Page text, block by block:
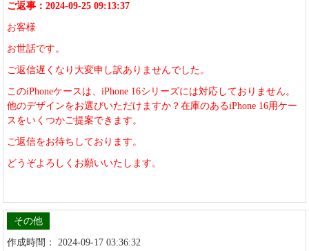
ご返事：2024-09-25 09:13:37
お客様
お世話です。
ご返信遅くなり大変申し訳ありませんでした。
このiPhoneケースは、iPhone 16シリーズには対応しておりません。
他のデザインをお選びいただけますか？在庫のあるiPhone 16用ケー
スをいくつかご提案できます。
ご返信をお待ちしております。
どうぞよろしくお願いいたします。
その他
作成時間： 2024-09-17 03:36:32